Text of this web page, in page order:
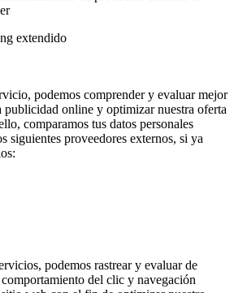
extendido
podemos comprender y evaluar mejor
publicidad online y optimizar nuestra oferta
comparamos tus datos personales
siguientes proveedores externos, si ya
podemos rastrear y evaluar de
del clic y navegación